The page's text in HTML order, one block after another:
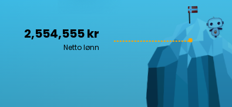
2,554,555 kr
Netto lønn